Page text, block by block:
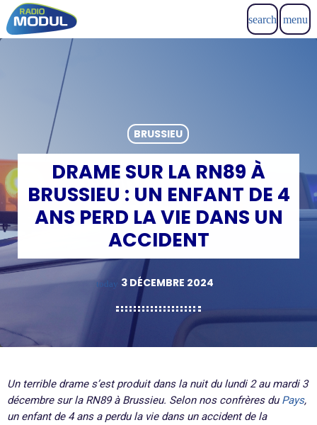
search menu
BRUSSIEU
DRAME SUR LA RN89 À
BRUSSIEU : UN ENFANT DE 4
ANS PERD LA VIE DANS UN
ACCIDENT
today 3 DÉCEMBRE 2024
Un terrible drame s’est produit dans la nuit du lundi 2 au mardi 3
décembre sur la RN89 à Brussieu. Selon nos confrères duPays,
un enfant de 4 ans a perdu la vie dans un accident de la